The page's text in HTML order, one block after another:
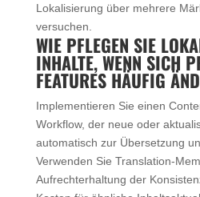
Lokalisierung über mehrere
versuchen.
WIE PFLEGEN SIE
INHALTE, WENN SICH
FEATURES HÄUFIG
Implementieren Sie einen
Workflow, der neue oder
automatisch zur Übersetzung
Verwenden Sie Translation-
Aufrechterhaltung der